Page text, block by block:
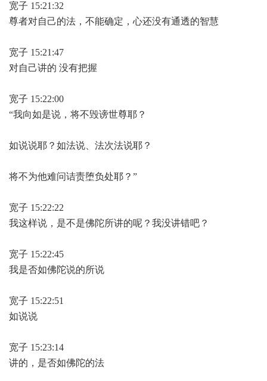
宽子 15:21:32
尊者对自己的法，不能确定，心还没有通透的智慧
宽子 15:21:47
对自己讲的 没有把握
宽子 15:22:00
“我向如是说，将不毁谤世尊耶？
如说说耶？如法说、法次法说耶？
将不为他难问诘责堕负处耶？”
宽子 15:22:22
我这样说，是不是佛陀所讲的呢？我没讲错吧？
宽子 15:22:45
我是否如佛陀说的所说
宽子 15:22:51
如说说
宽子 15:23:14
讲的，是否如佛陀的法